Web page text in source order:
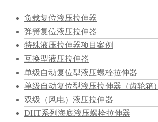
负载复位液压拉伸器
弹簧复位液压拉伸器
特殊液压拉伸器项目案例
互换型液压拉伸器
单级自动复位型液压螺栓拉伸器
单级自动复位型液压拉伸器（齿轮箱）
双级（风电）液压拉伸器
DHT系列海底液压螺栓拉伸器